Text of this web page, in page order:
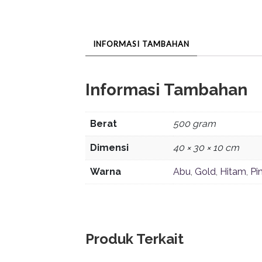
INFORMASI TAMBAHAN
Informasi Tambahan
Berat 500 gram
Dimensi 40 × 30 × 10 cm
Warna Abu, Gold, Hitam,
Produk Terkait